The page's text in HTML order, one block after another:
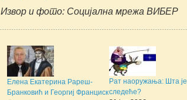
Извор и фото: Социјална мрежа ВИБЕР
Елена Екатерина Рареш-
Бранковић и Георгиј Франциск
Рат наоружања: Шта је
следеће?